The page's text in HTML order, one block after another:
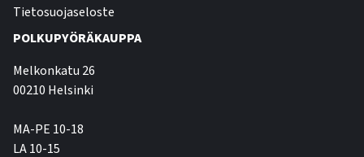
Tietosuojaseloste
POLKUPYÖRÄKAUPPA
Melkonkatu 26
00210 Helsinki
MA-PE 10-18
LA 10-15